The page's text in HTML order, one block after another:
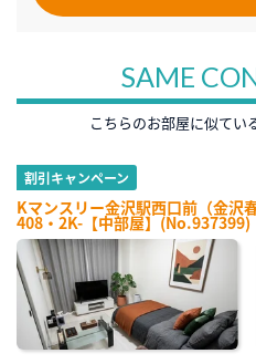
SAME
こちらのお部屋に似てい
割引キャンペーン
Kマンスリー金沢駅西口前（金沢
408・2K-【中部屋】(No.937399)